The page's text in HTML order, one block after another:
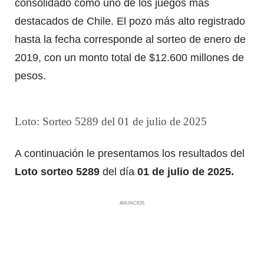
consolidado como uno de los juegos más
destacados de Chile. El pozo más alto registrado
hasta la fecha corresponde al sorteo de enero de
2019, con un monto total de $12.600 millones de
pesos.
Loto: Sorteo 5289 del 01 de julio de 2025
A continuación le presentamos los resultados del
Loto sorteo 5289 del día 01 de julio de 2025.
ANUNCIOS